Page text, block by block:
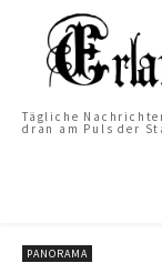
Tägliche
dran am Puls der
PANORAMA